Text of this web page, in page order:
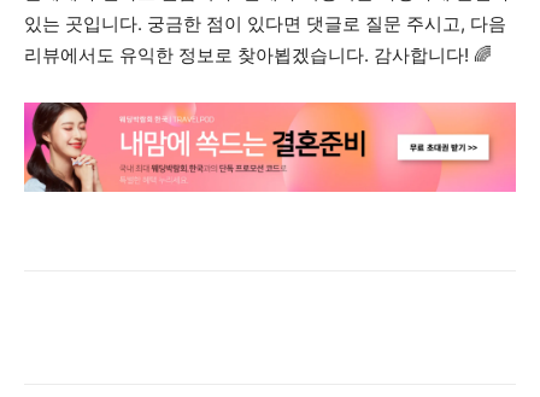
있는 곳입니다. 궁금한 점이 있다면 댓글로 질문 주시고, 다음
리뷰에서도 유익한 정보로 찾아뵙겠습니다. 감사합니다! 🌈